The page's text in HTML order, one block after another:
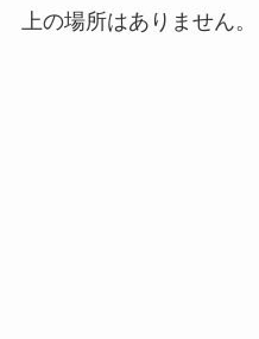
上の場所はありません。